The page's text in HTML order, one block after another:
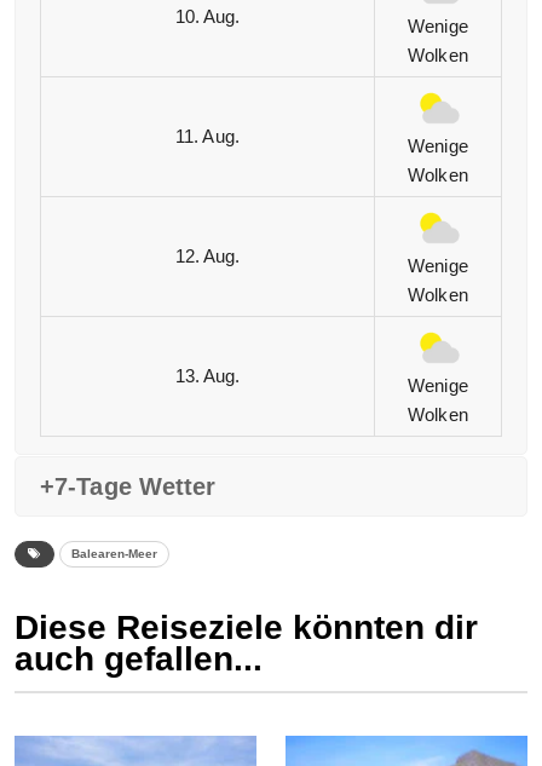
10. Aug.
Wenige
Wolken
11. Aug.
Wenige
Wolken
12. Aug.
Wenige
Wolken
13. Aug.
Wenige
Wolken
+7-Tage Wetter
Balearen-Meer
Diese Reiseziele könnten dir
auch gefallen...